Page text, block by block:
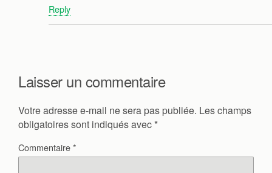
Reply
Laisser un commentaire
Votre adresse e-mail ne sera pas publiée. Les champs
obligatoires sont indiqués avec *
Commentaire*